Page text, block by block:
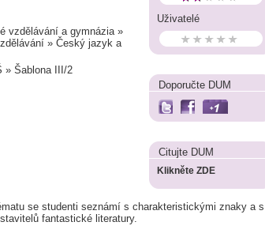
vzdělávání a gymnázia »
» Český jazyk a
» Šablona III/2
Uživatelé
Doporučte DUM
Citujte DUM
Klikněte ZDE
se studenti seznámí s charakteristickými znaky a s
fantastické literatury.